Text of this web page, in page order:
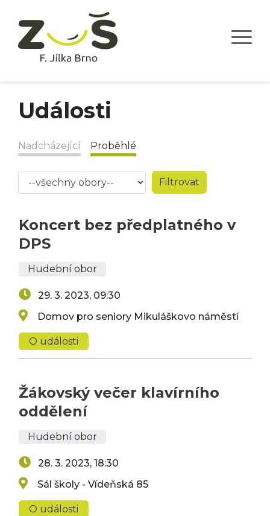
Události
Nadcházející Proběhlé
Koncert bez předplatného v
DPS
Hudební obor
29. 3. 2023, 09:30
Domov pro seniory Mikuláškovo náměstí
O události
Žákovský večer klavírního
oddělení
Hudební obor
28. 3. 2023, 18:30
Sál školy - Vídeňská 85
O události